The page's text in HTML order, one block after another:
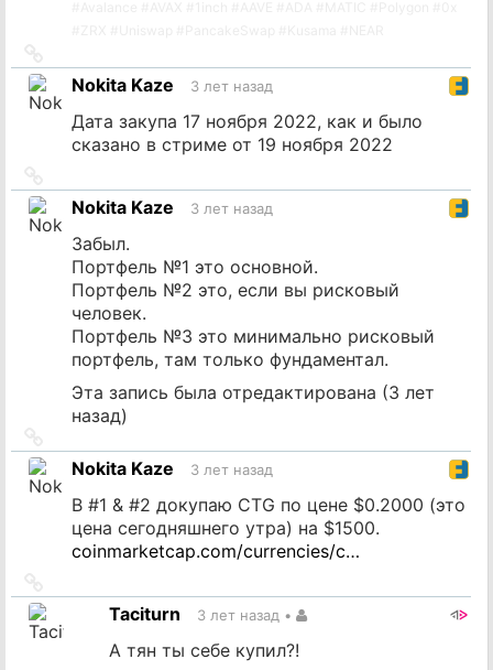
на
источник
Nokita Kaze 3 лет назад
Дата закупа 17 ноября 2022, как и было
сказано в стриме от 19 ноября 2022
на
источник
Nokita Kaze 3 лет назад
Забыл.
Портфель №1 это основной.
Портфель №2 это, если вы рисковый
человек.
Портфель №3 это минимально рисковый
портфель, там только фундаментал.
Эта запись была отредактирована (3 лет
назад)
на
источник
Nokita Kaze 3 лет назад
В #1 & #2 докупаю CTG по цене $0.2000 (это
цена сегодняшнего утра) на $1500.
coinmarketcap.com/currencies/c…
на
источникTaciturn 3 лет назад •
А тян ты себе купил?!